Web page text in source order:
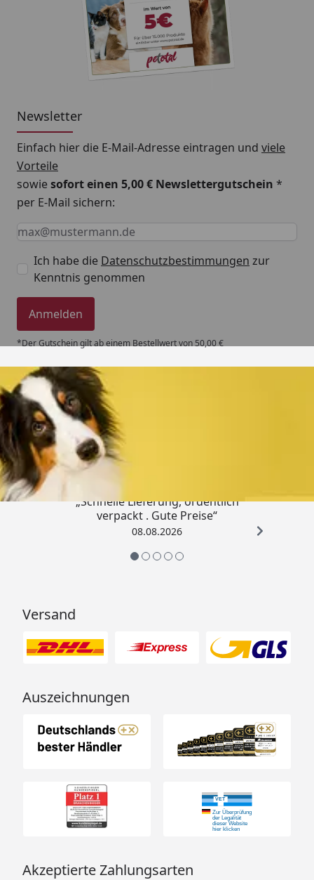
Newsletter
Einfach hier die E-Mail-Adresse eintragen und viele
Vorteile
sowiesofort einen 5,00 € Newslettergutschein *
per E-Mail sichern:
Keine Eingabe erforderlich
Eingabe erforderlich
E-Mail *
Ich habe die Datenschutzbestimmungen zur
Kenntnis genommen
Anmelden
*Der Gutschein gilt ab einem Bestellwert von 50,00 €
Trusted Shops
„Schnelle Lieferung, ordentlich
verpackt . Gute Preise“
08.08.2026
Versand
Auszeichnungen
Akzeptierte Zahlungsarten